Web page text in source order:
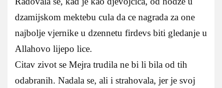
dzamijskom mektebu cula da ce nagrada za one
najbolje vjernike u dzennetu firdevs biti gledanje u
Allahovo lijepo lice.
Citav zivot se Mejra trudila ne bi li bila od tih
odabranih. Nadala se, ali i strahovala, jer je svoj